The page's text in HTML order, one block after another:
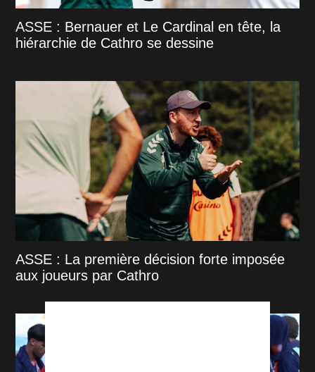
ASSE : Bernauer et Le Cardinal en tête, la
hiérarchie de Cathro se dessine
ASSE : La première décision forte imposée
aux joueurs par Cathro